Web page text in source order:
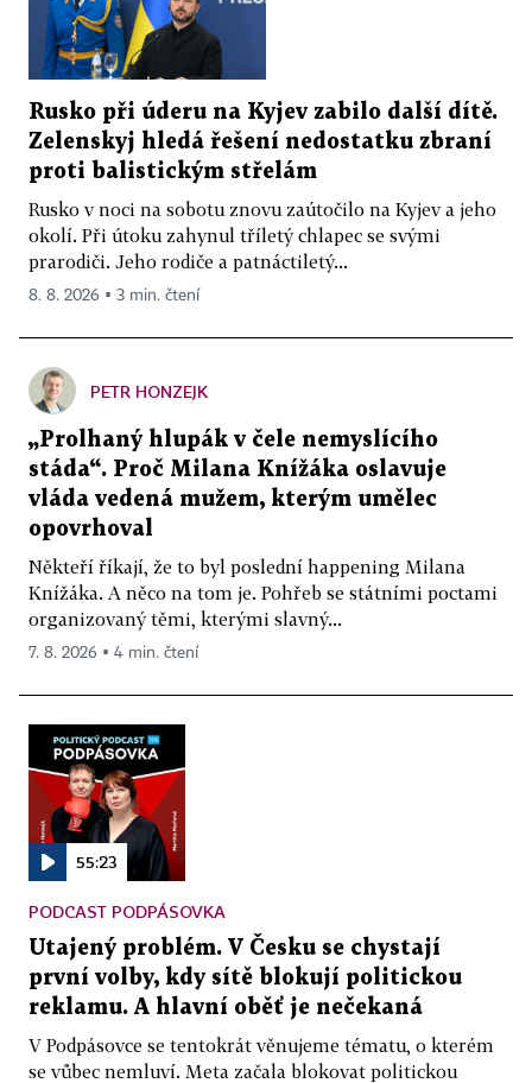
Rusko při úderu na Kyjev zabilo další dítě.
Zelenskyj hledá řešení nedostatku zbraní
proti balistickým střelám
Rusko v noci na sobotu znovu zaútočilo na Kyjev a jeho
okolí. Při útoku zahynul tříletý chlapec se svými
prarodiči. Jeho rodiče a patnáctiletý...
8. 8. 2026 ▪ 3 min. čtení
PETR HONZEJK
„Prolhaný hlupák v čele nemyslícího
stáda“. Proč Milana Knížáka oslavuje
vláda vedená mužem, kterým umělec
opovrhoval
Někteří říkají, že to byl poslední happening Milana
Knížáka. A něco na tom je. Pohřeb se státními poctami
organizovaný těmi, kterými slavný...
7. 8. 2026 ▪ 4 min. čtení
55:23
PODCAST PODPÁSOVKA
Utajený problém. V Česku se chystají
první volby, kdy sítě blokují politickou
reklamu. A hlavní oběť je nečekaná
V Podpásovce se tentokrát věnujeme tématu, o kterém
se vůbec nemluví. Meta začala blokovat politickou